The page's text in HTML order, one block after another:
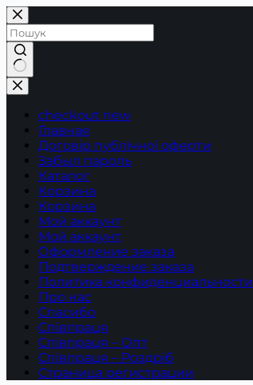
Перейти
до
вмісту
Немає
результатів
checkout new
Главная
Договір публічної оферти
Забыл пароль
Каталог
Корзина
Корзина
Мой аккаунт
Мой аккаунт
Оформление заказа
Подтверждение заказа
Политика конфиденциальности
Про нас
Спасибо
Співпраця
Співпраця – Опт
Співпраця – Роздріб
Страница регистрации